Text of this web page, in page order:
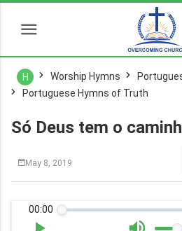
H Worship Hymns
Portuguese Hymns of Truth
Só Deus tem o
May 8, 2019
00:00